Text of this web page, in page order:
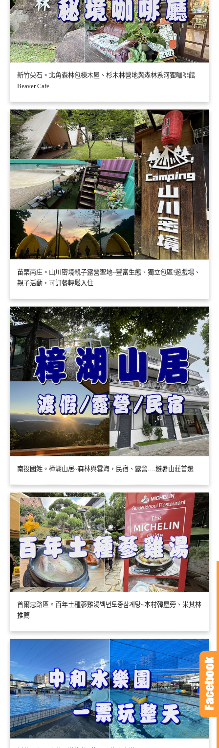
新竹尖石。北角森林包棟木屋、杉木林營地與森林系河狸咖啡館
Beaver Cafe
苗栗南庄。山川密境親子露營聖地~豐富生態、獨立包區!遊戲場、
親子活動，可訂餐輕鬆入住
南投國姓。樟湖山居~森林與雲海，民宿、露營….避暑山莊首選
首爾忠路區。百年土種蔘雞湯백년토종삼계탕~本村韓屋旁、米其林
推薦